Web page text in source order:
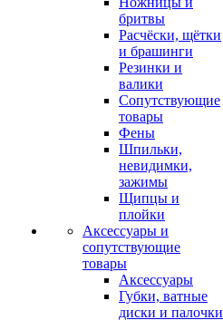
бритвы
Расчёски, щётки
и брашинги
Резинки и
валики
Сопутствующие
товары
Фены
Шпильки,
невидимки,
зажимы
Щипцы и
плойки
Аксессуары и
сопутствующие
товары
Аксессуары
Губки, ватные
диски и палочки